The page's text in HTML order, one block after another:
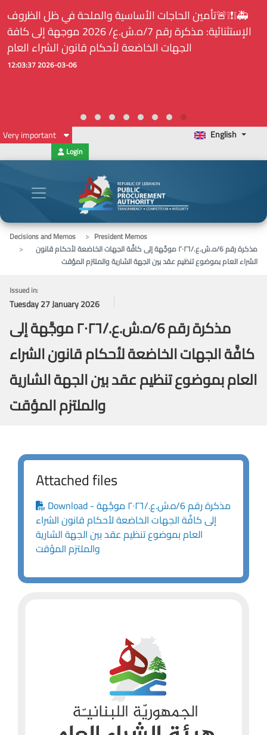
🚑❕❗❕🚨تأمين الحاجات الأساسية والملحة في ظل الظروف
الإستثنائية: مذكرة رقم 7/ه.ش.ع/ 2026 موجهة إلى كافة
الجهات الخاضعة لأحكام قانون الشراء العام
2026-03-06 12:03:37
Very important English
Login
Decisions and Memos
President Memos
مذكرة رقم 6/ه.ش.ع./٢٠٢٦ موجَّهة إلى كافَّة الجهات الخاضعة لأحكام قانون
الشراء العام بموضوع تنظيم عقد بين الجهة الشارية والملتزم المؤقت
Issued in:
Tuesday 27 January 2026
مذكرة رقم 6/ه.ش.ع./٢٠٢٦ موجَّهة إلى
كافَّة الجهات الخاضعة لأحكام قانون الشراء
العام بموضوع تنظيم عقد بين الجهة الشارية
والملتزم المؤقت
Attached files
Download - مذكرة رقم 6/ه.ش.ع./٢٠٢٦ موجَّهة
إلى كافَّة الجهات الخاضعة لأحكام قانون الشراء
العام بموضوع تنظيم عقد بين الجهة الشارية
والملتزم المؤقت